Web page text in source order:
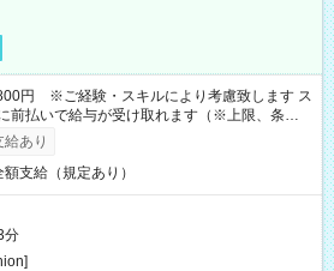
円 ※ご経験・スキルにより考慮致します ス
前払いで給与が受け取れます（※上限、条件
あり
支給（規定あり）
分